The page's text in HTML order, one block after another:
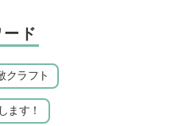
ド
クラフト
ます！